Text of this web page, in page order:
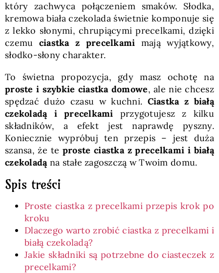
Polski
który zachwyca połączeniem smaków. Słodka,
kremowa biała czekolada świetnie komponuje się
z lekko słonymi, chrupiącymi precelkami, dzięki
czemu ciastka z precelkami mają wyjątkowy,
słodko-słony charakter.
To świetna propozycja, gdy masz ochotę na
proste i szybkie ciastka domowe, ale nie chcesz
spędzać dużo czasu w kuchni. Ciastka z białą
czekoladą i precelkami przygotujesz z kilku
składników, a efekt jest naprawdę pyszny.
Koniecznie wypróbuj ten przepis – jest duża
szansa, że te proste ciastka z precelkami i białą
czekoladąna stałe zagoszczą w Twoim domu.
Spis treści
Proste ciastka z precelkami przepis krok po
kroku
Dlaczego warto zrobić ciastka z precelkami i
białą czekoladą?
Jakie składniki są potrzebne do ciasteczek z
precelkami?